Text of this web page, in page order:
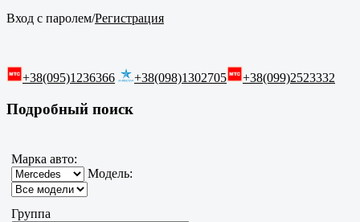
Вход с паролем/Регистрация
+38(095)1236366 +38(098)1302705 +38(099)2523332
Подробный поиск
Марка авто:
Модель:
Группа